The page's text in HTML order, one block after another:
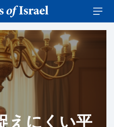
えにくい平